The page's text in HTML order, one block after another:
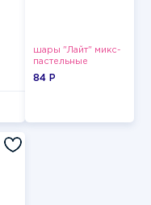
шары "Лайт" микс-
пастельные
84 P